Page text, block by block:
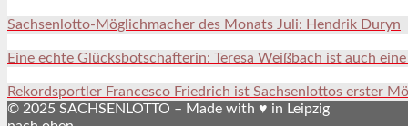
Sachsenlotto-Möglichmacher des Monats Juli: Hendrik Duryn
Eine echte Glücksbotschafterin: Teresa Weißbach ist auch
Rekordsportler Francesco Friedrich ist Sachsenlottos erster
© 2025 SACHSENLOTTO – Made with ♥ in Leipzig